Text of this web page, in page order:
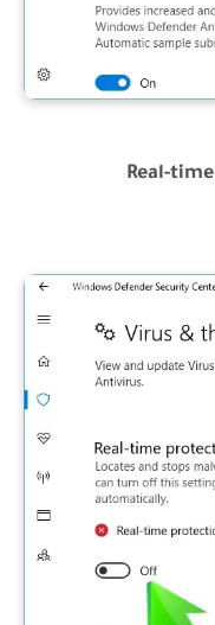
في هذا القسم، قم بتعطيل خيار Real-time